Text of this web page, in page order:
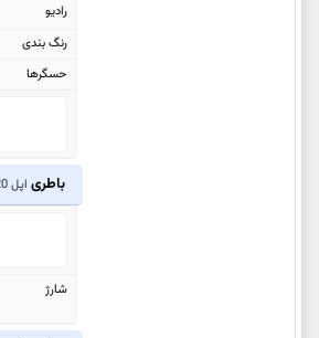
رادیو
رنگ بندی
حسگرها
باطری اپل iPad Pro 12.9 2020
شارژ